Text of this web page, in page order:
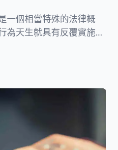
一個相當特殊的法律概
為天生就具有反覆實施的
，即使行為人在短時間
您詳細解析各種集合犯類